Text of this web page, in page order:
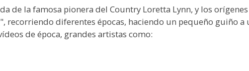
de la famosa pionera del Country Loretta Lynn, y los
recorriendo diferentes épocas, haciendo un pequeño guiño a
de época, grandes artistas como: